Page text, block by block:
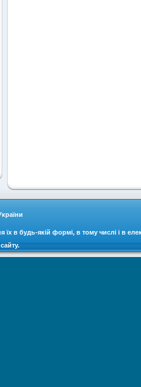
їх в будь-якій формі, в тому числі і в